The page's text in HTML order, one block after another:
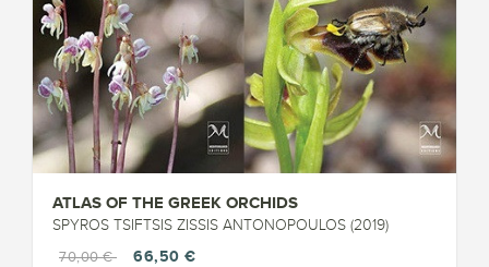
ATLAS OF THE GREEK ORCHIDS
SPYROS TSIFTSIS ZISSIS ANTONOPOULOS (2019)
70,00 €
66,50 €